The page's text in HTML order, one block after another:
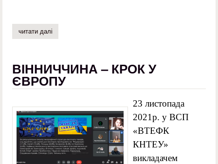
читати далі
ВІННИЧЧИНА – КРОК У
ЄВРОПУ
23 листопада
2021р. у ВСП
«ВТЕФК
КНТЕУ»
викладачем